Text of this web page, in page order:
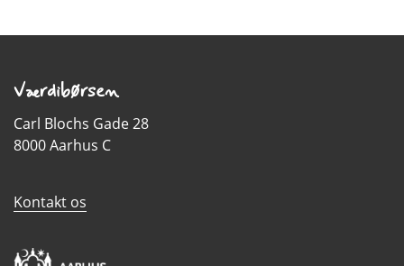
Værdibørsen
Carl Blochs Gade 28
8000 Aarhus C
Kontakt os